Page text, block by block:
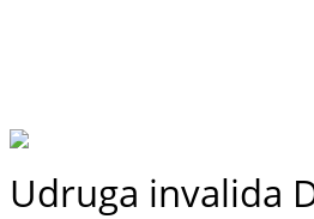
Udruga invalida